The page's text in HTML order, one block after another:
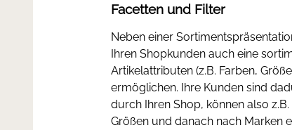
Facetten und Filter
Neben einer
Ihren Shopkunden auch eine
Artikelattributen (z.B. Farben,
ermöglichen. Ihre Kunden sind
durch Ihren Shop, können also
Größen und danach nach Marken